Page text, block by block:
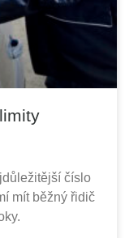
číslo
mít běžný řidič